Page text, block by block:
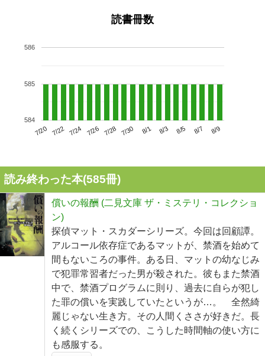
読書冊数
7/20 7/22 7/24 7/26 7/28 7/30 8/1 8/3 8/5 8/7 8/9
584
585
586
読み終わった本(585冊)
償いの報酬 (二見文庫 ザ・ミステリ・コレクショ
ン)
探偵マット・スカダーシリーズ。今回は回顧譚。
アルコール依存症であるマットが、禁酒を始めて
間もないころの事件。ある日、マットの幼なじみ
で犯罪常習者だった男が殺された。彼もまた禁酒
中で、禁酒プログラムに則り、過去に自らが犯し
た罪の償いを実践していたというが…。 全然綺
麗じゃない生き方。その人間くささが好きだ。長
く続くシリーズでの、こうした時間軸の使い方に
も感服する。